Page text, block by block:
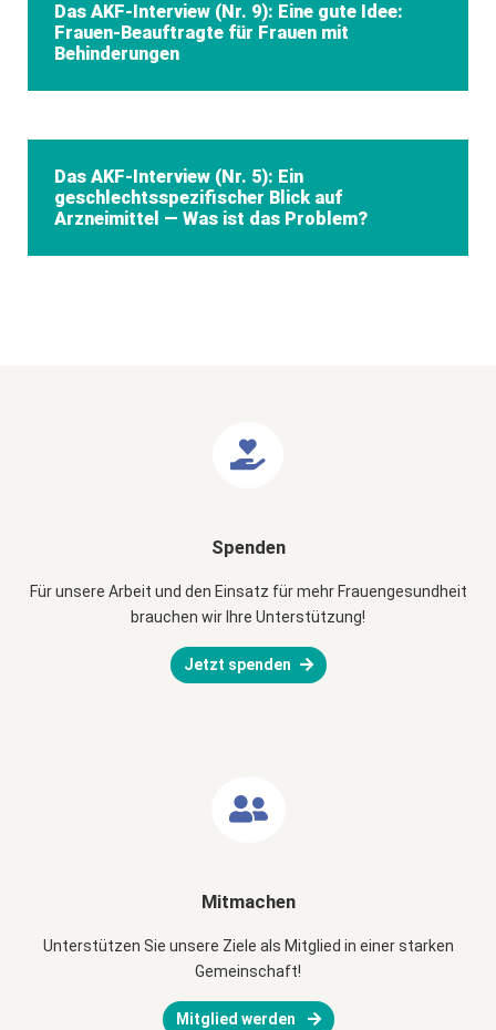
Das AKF-Interview (Nr. 9): Eine gute Idee:
Frauen-Beauftragte für Frauen mit
Behinderungen
Das AKF-Interview (Nr. 5): Ein
geschlechtsspezifischer Blick auf
Arzneimittel — Was ist das Problem?
Spenden
Für unsere Arbeit und den Einsatz für mehr Frauengesundheit
brauchen wir Ihre Unterstützung!
Jetzt spenden
Mitmachen
Unterstützen Sie unsere Ziele als Mitglied in einer starken
Gemeinschaft!
Mitglied werden